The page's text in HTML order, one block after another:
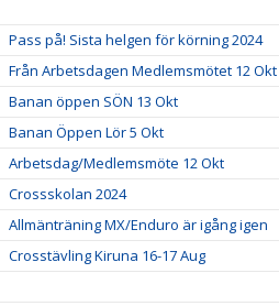
Pass på! Sista helgen för körning 2024
Från Arbetsdagen Medlemsmötet 12 Okt
Banan öppen SÖN 13 Okt
Banan Öppen Lör 5 Okt
Arbetsdag/Medlemsmöte 12 Okt
Crossskolan 2024
Allmänträning MX/Enduro är igång igen
Crosstävling Kiruna 16-17 Aug